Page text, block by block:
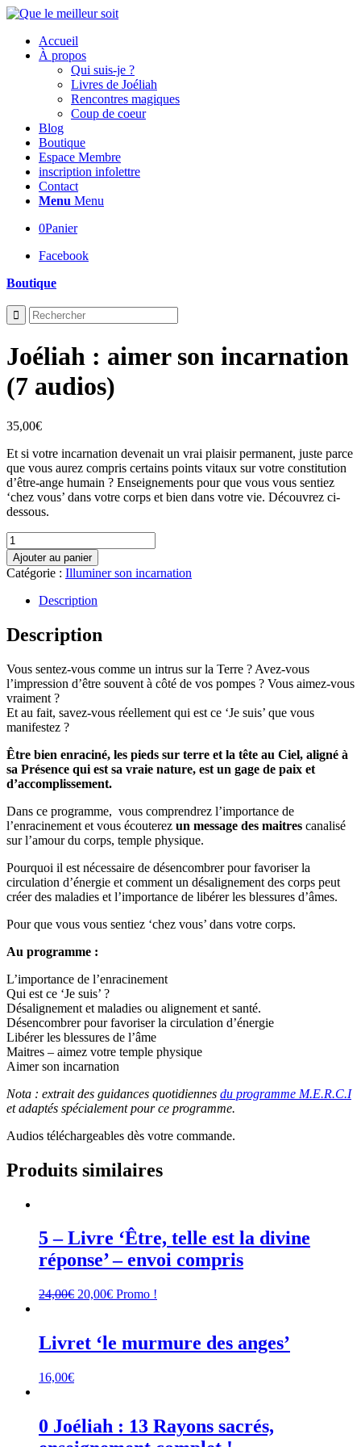
Accueil
À propos
Qui suis-je ?
Livres de Joéliah
Rencontres magiques
Coup de coeur
Blog
Boutique
Espace Membre
inscription infolettre
Contact
Menu Menu
0Panier
Facebook
Boutique
Joéliah : aimer son incarnation
(7 audios)
35,00€
Et si votre incarnation devenait un vrai plaisir permanent, juste parce
que vous aurez compris certains points vitaux sur votre constitution
d’être-ange humain ? Enseignements pour que vous vous sentiez
‘chez vous’ dans votre corps et bien dans votre vie. Découvrez ci-
dessous.
quantité
de
Joéliah
:
incarnation
audios)
Ajouter au panier
Catégorie : Illuminer son incarnation
Description
Description
Vous sentez-vous comme un intrus sur la Terre ? Avez-vous
l’impression d’être souvent à côté de vos pompes ? Vous aimez-vous
vraiment ?
Et au fait, savez-vous réellement qui est ce ‘Je suis’ que vous
manifestez ?
Être bien enraciné, les pieds sur terre et la tête au Ciel, aligné à
sa Présence qui est sa vraie nature, est un gage de paix et
d’accomplissement.
Dans ce programme, vous comprendrez l’importance de
l’enracinement et vous écouterez un message des maitres canalisé
sur l’amour du corps, temple physique.
Pourquoi il est nécessaire de désencombrer pour favoriser la
circulation d’énergie et comment un désalignement des corps peut
créer des maladies et l’importance de libérer les blessures d’âmes.
Pour que vous vous sentiez ‘chez vous’ dans votre corps.
Au programme :
L’importance de l’enracinement
Qui est ce ‘Je suis’ ?
Désalignement et maladies ou alignement et santé.
Désencombrer pour favoriser la circulation d’énergie
Libérer les blessures de l’âme
Maitres – aimez votre temple physique
Aimer son incarnation
Nota : extrait des guidances quotidiennes du programme M.E.R.C.I
et adaptés spécialement pour ce programme.
Audios téléchargeables dès votre commande.
Produits similaires
5 – Livre ‘Être, telle est la divine
réponse’ – envoi compris
24,00€ Le
était :
24,00€.
20,00€Le
20,00€.
Promo !
Livret ‘le murmure des anges’
16,00€
0 Joéliah : 13 Rayons sacrés,